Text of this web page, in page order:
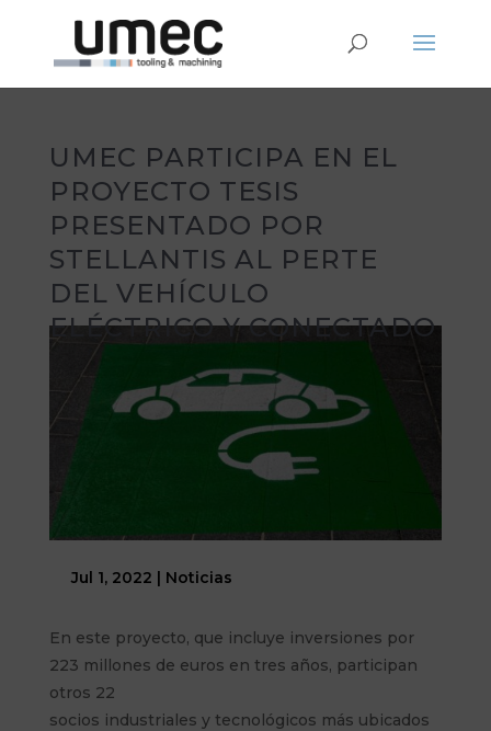
UMEC PARTICIPA EN EL
PROYECTO TESIS
PRESENTADO POR
STELLANTIS AL PERTE
DEL VEHÍCULO
ELÉCTRICO Y CONECTADO
Jul 1, 2022 | Noticias
En este proyecto, que incluye inversiones por
223 millones de euros en tres años, participan
otros 22
socios industriales y tecnológicos más ubicados